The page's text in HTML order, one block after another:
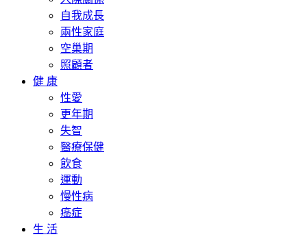
自我成長
兩性家庭
空巢期
照顧者
健 康
性愛
更年期
失智
醫療保健
飲食
運動
慢性病
癌症
生 活